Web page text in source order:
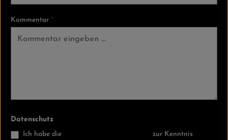
Kommentar *
Datenschutz
Ich habe die
zur Kenntnis